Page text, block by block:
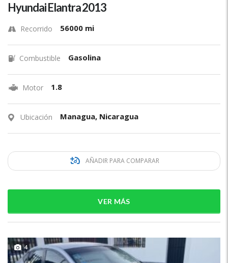
Hyundai Elantra 2013
Recorrido 56000 mi
Combustible Gasolina
Motor 1.8
Ubicación Managua, Nicaragua
AÑADIR PARA COMPARAR
VER MÁS
4